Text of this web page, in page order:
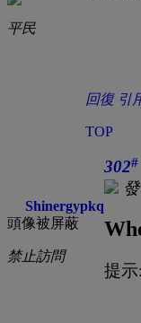
平民
回復 引
TOP
Shinergypkq
頭像被屏蔽
禁止訪問
302#
提示: